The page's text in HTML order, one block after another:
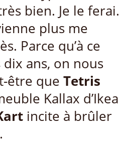
bien. Je le ferai.
plus me
Parce qu’à ce
ans, on nous
être que Tetris
Kallax d’Ikea
incite à brûler